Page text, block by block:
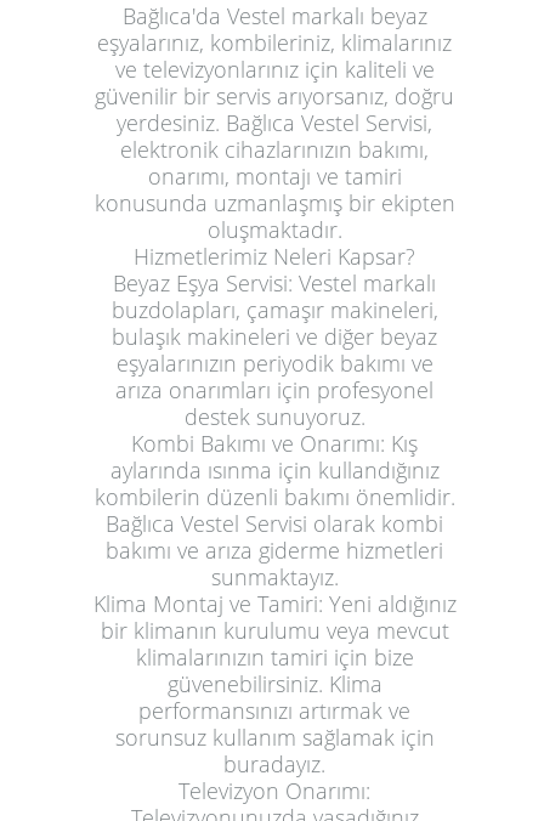
Bağlıca'da Vestel markalı beyaz
eşyalarınız, kombileriniz, klimalarınız
ve televizyonlarınız için kaliteli ve
güvenilir bir servis arıyorsanız, doğru
yerdesiniz. Bağlıca Vestel Servisi,
elektronik cihazlarınızın bakımı,
onarımı, montajı ve tamiri
konusunda uzmanlaşmış bir ekipten
oluşmaktadır.
Hizmetlerimiz Neleri Kapsar?
Beyaz Eşya Servisi: Vestel markalı
buzdolapları, çamaşır makineleri,
bulaşık makineleri ve diğer beyaz
eşyalarınızın periyodik bakımı ve
arıza onarımları için profesyonel
destek sunuyoruz.
Kombi Bakımı ve Onarımı: Kış
aylarında ısınma için kullandığınız
kombilerin düzenli bakımı önemlidir.
Bağlıca Vestel Servisi olarak kombi
bakımı ve arıza giderme hizmetleri
sunmaktayız.
Klima Montaj ve Tamiri: Yeni aldığınız
bir klimanın kurulumu veya mevcut
klimalarınızın tamiri için bize
güvenebilirsiniz. Klima
performansınızı artırmak ve
sorunsuz kullanım sağlamak için
buradayız.
Televizyon Onarımı: